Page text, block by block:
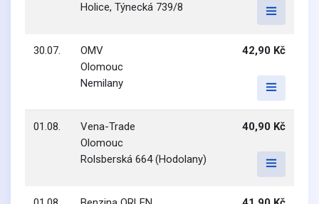
Holice, Týnecká 739/8
30.07.
OMV
Olomouc
Nemilany
42,90 Kč
01.08.
Vena-Trade
Olomouc
Rolsberská 664 (Hodolany)
40,90 Kč